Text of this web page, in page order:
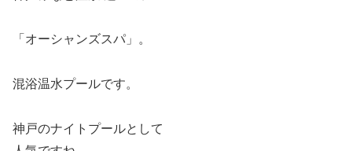
「オーシャンズスパ」。
混浴温水プールです。
神戸のナイトプールとして